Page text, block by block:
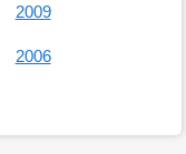
2009
2006